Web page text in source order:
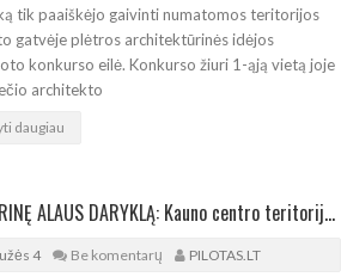
tik paaiškėjo gaivinti numatomos teritorijos
gatvėje plėtros architektūrinės idėjos
konkurso eilė. Konkurso žiuri 1-ąją vietą joje
architekto
daugiau
IŠKELS ISTORINĘ ALAUS DARYKLĄ: Kauno centro teritoriją žadama atverti miestui
4 Be komentarų PILOTAS.LT